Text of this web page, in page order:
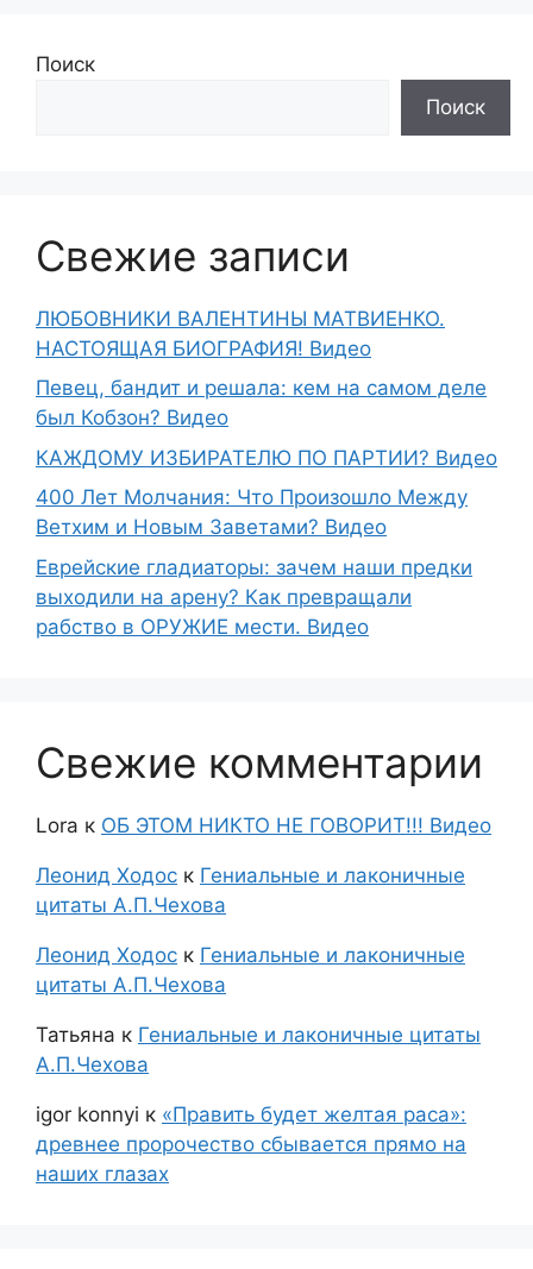
Поиск
Поиск
Свежие записи
ЛЮБОВНИКИ ВАЛЕНТИНЫ МАТВИЕНКО.
НАСТОЯЩАЯ БИОГРАФИЯ! Видео
Певец, бандит и решала: кем на самом деле
был Кобзон? Видео
КАЖДОМУ ИЗБИРАТЕЛЮ ПО ПАРТИИ? Видео
400 Лет Молчания: Что Произошло Между
Ветхим и Новым Заветами? Видео
Еврейские гладиаторы: зачем наши предки
выходили на арену? Как превращали
рабство в ОРУЖИЕ мести. Видео
Свежие комментарии
Lora к ОБ ЭТОМ НИКТО НЕ ГОВОРИТ!!! Видео
Леонид Ходос к Гениальные и лаконичные
цитаты А.П.Чехова
Леонид Ходос к Гениальные и лаконичные
цитаты А.П.Чехова
Татьяна к Гениальные и лаконичные цитаты
А.П.Чехова
igor konnyi к «Править будет желтая раса»:
древнее пророчество сбывается прямо на
наших глазах